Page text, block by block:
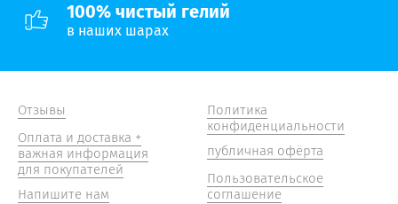
100% чистый гелий
в наших шарах
Отзывы
Оплата и доставка +
важная информация
для покупателей
Напишите нам
Политика
конфиденциальности
публичная офёрта
Пользовательское
соглашение